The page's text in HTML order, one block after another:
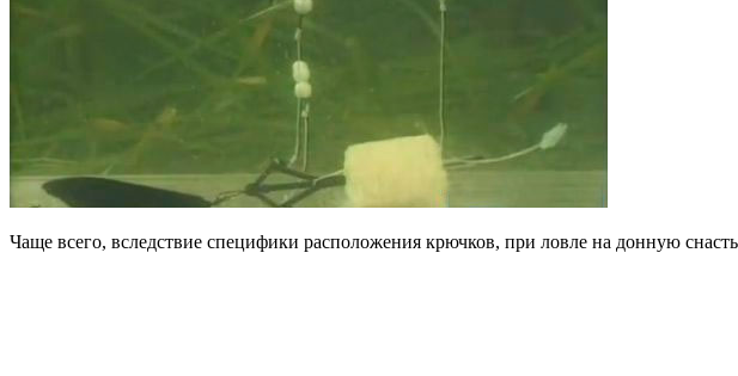
Чаще всего, вследствие специфики расположения крючков, при ловле на донную